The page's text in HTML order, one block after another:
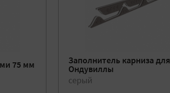
75 мм
Заполнитель карниза для
Ондувиллы
серый